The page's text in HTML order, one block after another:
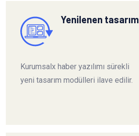
Yenilenen tasarım
Kurumsalx haber yazılımı sürekli
yeni tasarım modülleri ilave edilir.